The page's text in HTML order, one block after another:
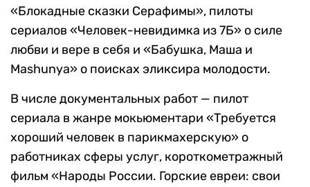
«Блокадные сказки Серафимы», пилоты
сериалов «Человек-невидимка из 7Б» о силе
любви и вере в себя и «Бабушка, Маша и
Mashunya» о поисках эликсира молодости.
В числе документальных работ — пилот
сериала в жанре мокьюментари «Требуется
хороший человек в парикмахерскую» о
работниках сферы услуг, короткометражный
фильм «Народы России. Горские евреи: свои